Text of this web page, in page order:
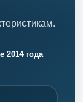
2014 года